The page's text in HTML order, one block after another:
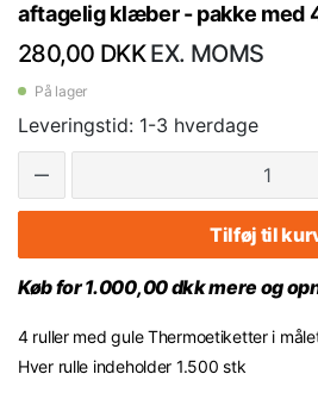
aftagelig klæber - pakke med
280,00 DKK EX. MOMS
På lager
Leveringstid: 1-3 hverdage
Tilføj til
Køb for 1.000,00 dkk mere og
4 ruller med gule Thermoetiketter i
Hver rulle indeholder 1.500 stk